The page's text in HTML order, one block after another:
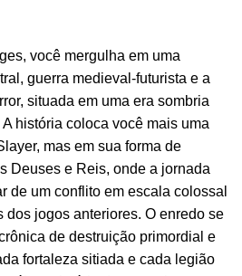
você mergulha em uma
guerra medieval-futurista e a
situada em uma era sombria
história coloca você mais uma
mas em sua forma de
Deuses e Reis, onde a jornada
de um conflito em escala colossal
dos jogos anteriores. O enredo se
de destruição primordial e
fortaleza sitiada e cada legião